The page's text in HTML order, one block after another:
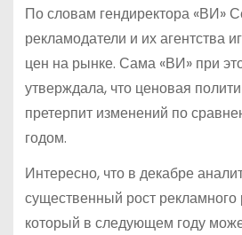
По словам гендиректора «ВИ»
рекламодатели и их агентства
цен на рынке. Сама «ВИ» при
утверждала, что ценовая
претерпит изменений по
годом.
Интересно, что в декабре
существенный рост
который в следующем году